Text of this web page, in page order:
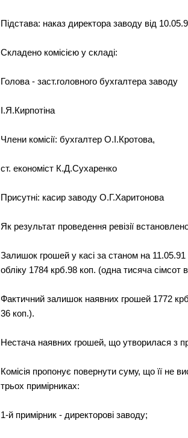
Підстава: наказ директора заводу від
Складено комісією у складі:
Голова - заст.головного бухгалтера заводу
І.Я.Кирпотіна
Члени комісії: бухгалтер О.І.Кротова,
ст. економіст К.Д.Сухаренко
Присутні: касир заводу О.Г.Харитонова
Як результат проведення ревізії
Залишок грошей у касі за станом на 11.05.91
обліку 1784 крб.98 коп. (одна тисяча сімсот
Фактичний залишок наявних грошей 1772
36 коп.).
Нестача наявних грошей, що утворилася з
Комісія пропонує повернути суму, що її не
трьох примірниках:
1-й примірник - директорові заводу;